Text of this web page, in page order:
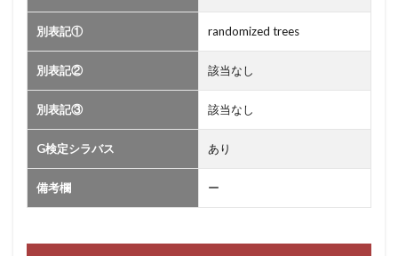
別表記① randomized trees
別表記② 該当なし
別表記③ 該当なし
G検定シラバス あり
備考欄 ー